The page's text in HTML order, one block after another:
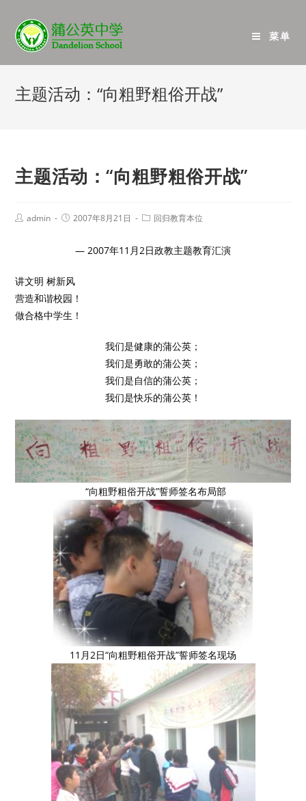
菜单
主题活动：“向粗野粗俗开战”
主题活动：“向粗野粗俗开战”
admin 2007年8月21日 回归教育本位
— 2007年11月2日政教主题教育汇演
讲文明 树新风
营造和谐校园！
做合格中学生！
我们是健康的蒲公英；
我们是勇敢的蒲公英；
我们是自信的蒲公英；
我们是快乐的蒲公英！
“向粗野粗俗开战”誓师签名布局部
11月2日“向粗野粗俗开战”誓师签名现场